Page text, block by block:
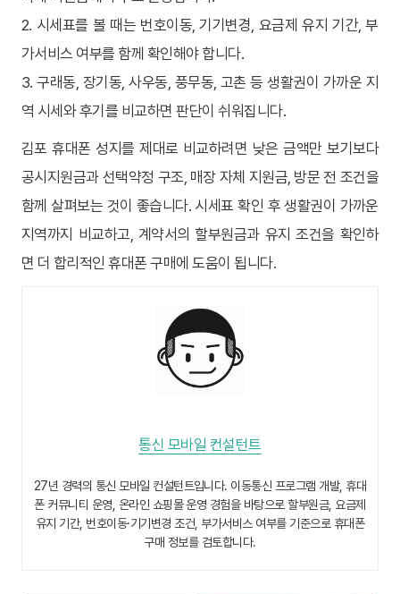
2. 시세표를 볼 때는 번호이동, 기기변경, 요금제 유지 기간, 부
가서비스 여부를 함께 확인해야 합니다.
3. 구래동, 장기동, 사우동, 풍무동, 고촌 등 생활권이 가까운 지
역 시세와 후기를 비교하면 판단이 쉬워집니다.
김포 휴대폰 성지를 제대로 비교하려면 낮은 금액만 보기보다
공시지원금과 선택약정 구조, 매장 자체 지원금, 방문 전 조건을
함께 살펴보는 것이 좋습니다. 시세표 확인 후 생활권이 가까운
지역까지 비교하고, 계약서의 할부원금과 유지 조건을 확인하
면 더 합리적인 휴대폰 구매에 도움이 됩니다.
통신 모바일 컨설턴트
27년 경력의 통신 모바일 컨설턴트입니다. 이동통신 프로그램 개발, 휴대
폰 커뮤니티 운영, 온라인 쇼핑몰 운영 경험을 바탕으로 할부원금, 요금제
유지 기간, 번호이동·기기변경 조건, 부가서비스 여부를 기준으로 휴대폰
구매 정보를 검토합니다.